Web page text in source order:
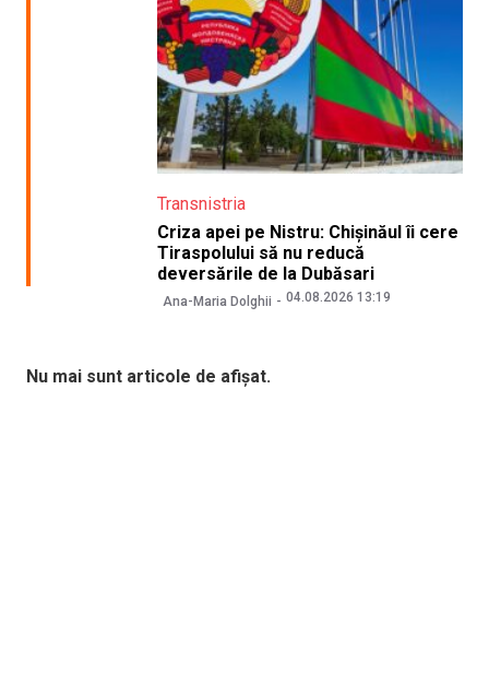
Transnistria
Criza apei pe Nistru: Chișinăul îi cere
Tiraspolului să nu reducă
deversările de la Dubăsari
Ana-Maria Dolghii 04.08.2026 13:19
Nu mai sunt articole de afișat.